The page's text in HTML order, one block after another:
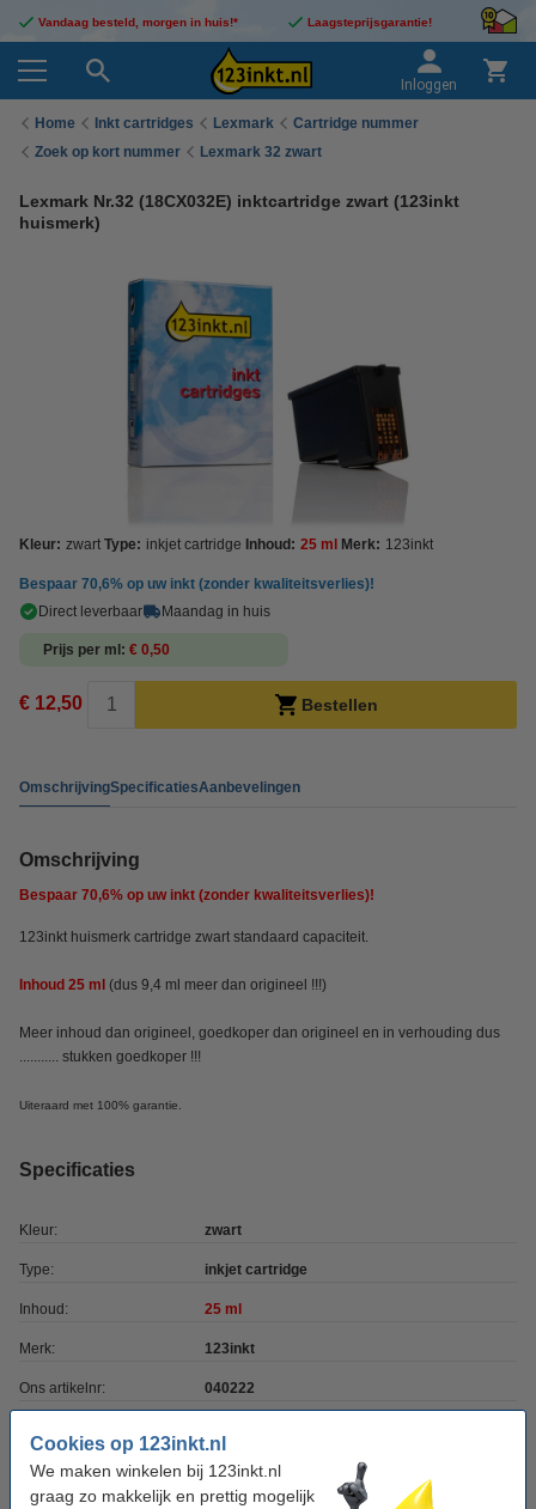
Cookies op 123inkt.nl
We maken winkelen bij 123inkt.nl
graag zo makkelijk en prettig mogelijk
Vandaag besteld, morgen in huis!* Laagsteprijsgarantie!
Inloggen
Home Inkt cartridges Lexmark
Cartridge nummer
Zoek op kort nummer
Lexmark 32 zwart
Lexmark Nr.32 (18CX032E) inktcartridge zwart (123inkt
huismerk)
Kleur: zwart Type: inkjet cartridge Inhoud: 25 ml Merk: 123inkt
Bespaar 70,6% op uw inkt (zonder kwaliteitsverlies)!
Direct leverbaar
Maandag in huis
Prijs per ml € 0,50
€ 12,50 Bestellen
OmschrijvingSpecificatiesAanbevelingen
Omschrijving
Bespaar 70,6% op uw inkt (zonder kwaliteitsverlies)!
123inkt huismerk cartridge zwart standaard capaciteit.
Inhoud 25 ml (dus 9,4 ml meer dan origineel !!!)
Meer inhoud dan origineel, goedkoper dan origineel en in verhouding dus
........... stukken goedkoper !!!
Uiteraard met 100% garantie.
Specificaties
Kleur: zwart
Type: inkjet cartridge
Inhoud: 25 ml
Merk: 123inkt
Ons artikelnr: 040222
Kleur meebestellen